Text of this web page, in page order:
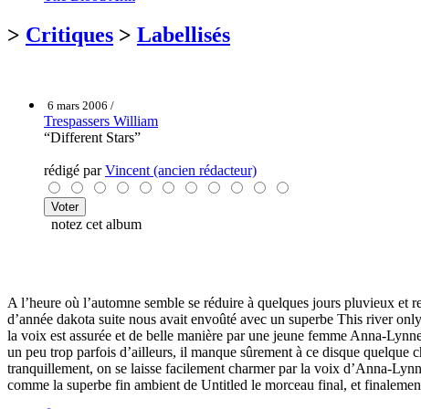
> Critiques > Labellisés
6 mars 2006 /
Trespassers William
“Different Stars”
rédigé parVincent (ancien rédacteur)
notez cet album
A l’heure où l’automne semble se réduire à quelques jours pluvieux
d’année dakota suite nous avait envoûté avec un superbe This river
la voix est assurée et de belle manière par une jeune femme Anna-
un peu trop parfois d’ailleurs, il manque sûrement à ce disque
tranquillement, on se laisse facilement charmer par la voix d’Anna-
comme la superbe fin ambient de Untitled le morceau final, et